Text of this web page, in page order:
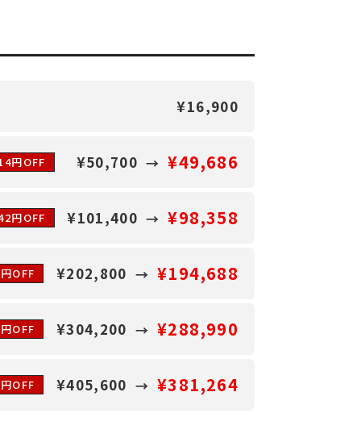
¥16,900
円OFF ¥50,700 ¥49,686
円OFF ¥101,400 ¥98,358
OFF ¥202,800 ¥194,688
OFF ¥304,200 ¥288,990
OFF ¥405,600 ¥381,264